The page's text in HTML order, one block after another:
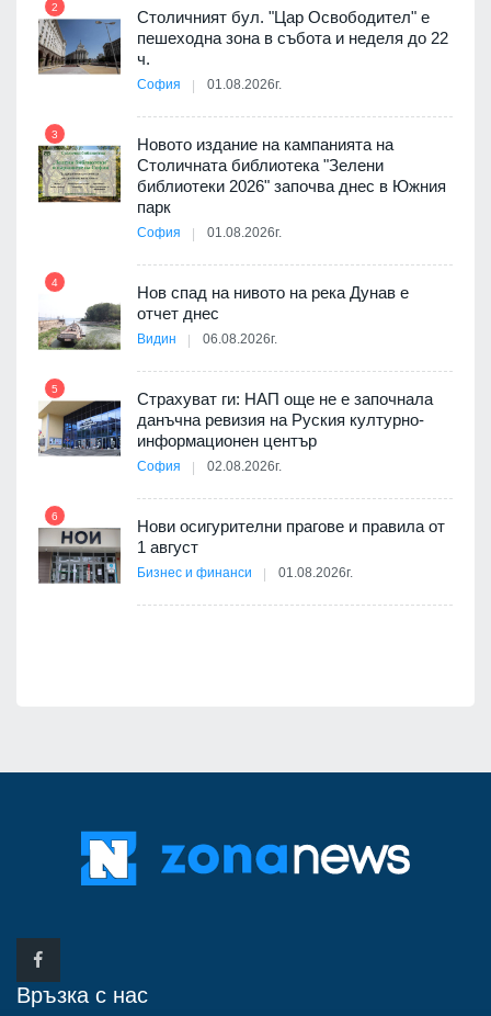
2
Столичният бул. "Цар Освободител" е
пешеходна зона в събота и неделя до 22
ч.
София 01.08.2026г.
3
Новото издание на кампанията на
Столичната библиотека "Зелени
библиотеки 2026" започва днес в Южния
парк
София 01.08.2026г.
4
Нов спад на нивото на река Дунав е
отчет днес
Видин 06.08.2026г.
5
Страхуват ги: НАП още не е започнала
данъчна ревизия на Руския културно-
информационен център
София 02.08.2026г.
6
Нови осигурителни прагове и правила от
1 август
Бизнес и финанси 01.08.2026г.
Връзка с нас